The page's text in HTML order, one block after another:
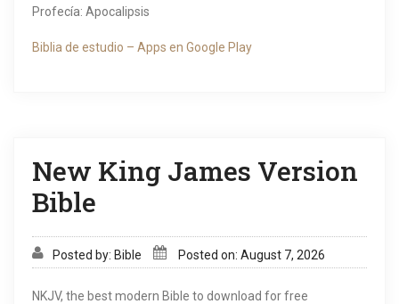
Profecía: Apocalipsis
Biblia de estudio – Apps en Google Play
New King James Version
Bible
Posted by: Bible Posted on: August 7, 2026
NKJV, the best modern Bible to download for free